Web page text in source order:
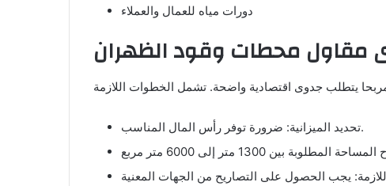
دورات مياه للعمال والعملاء
مقاول محطات وقود الظهران
تحديد الميزانية: ضرورة توفر رأس المال المناسب.